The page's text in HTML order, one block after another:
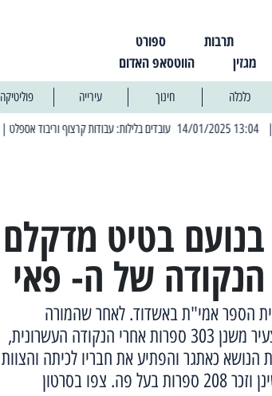
תרבות
ספורט
מגזין הווטסאפ האדום
כלכלה חינוך עירייה פוליטיקה
| 11:30 03/03/2025 בחמישי הקרוב: הרחובות בהם תהיה הפסקת חשמל יזומה
בטיט מדקלם
בבית הספר אמי"ת באשדוד. לאחר שהמורה
למתמטיקה הראתה לתלמידים סרטון בו צעיר משנן 303 ספרות אחרי הנקודה העשרונית,
לקח את הנושא כאתגר והפתיע את חבריו לכיתה והצוות
צפו בסרטון